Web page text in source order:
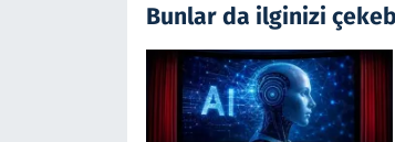
Bunlar da ilginizi